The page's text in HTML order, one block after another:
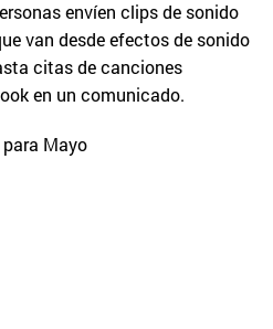
envíen clips de sonido
van desde efectos de sonido
citas de canciones
en un comunicado.
Mayo